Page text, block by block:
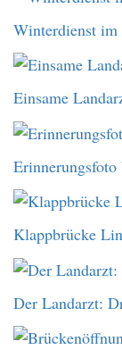
Winterdienst im
Einsame
Klappbrücke
Der Landarzt: